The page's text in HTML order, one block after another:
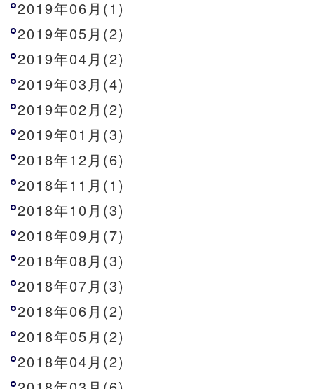
2019年06月(1)
2019年05月(2)
2019年04月(2)
2019年03月(4)
2019年02月(2)
2019年01月(3)
2018年12月(6)
2018年11月(1)
2018年10月(3)
2018年09月(7)
2018年08月(3)
2018年07月(3)
2018年06月(2)
2018年05月(2)
2018年04月(2)